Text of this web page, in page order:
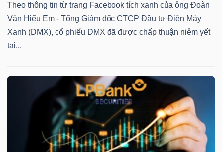
Theo thông tin từ trang Facebook tích xanh của ông Đoàn
Văn Hiểu Em - Tổng Giám đốc CTCP Đầu tư Điện Máy
Xanh (DMX), cổ phiếu DMX đã được chấp thuận niêm yết
tại...
TIỆN